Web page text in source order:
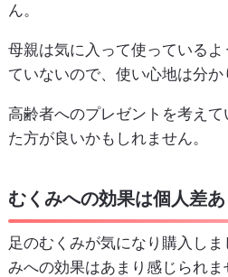
ん。
母親は気に入って使っている
ていないので、使い心地は分か
高齢者へのプレゼントを考え
た方が良いかもしれません。
むくみへの効果は個人差あ
足のむくみが気になり購入し
みへの効果はあまり感じられま